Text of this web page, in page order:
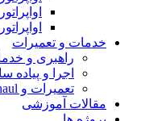
خدمات و تعمیرات
راهبری و
اجرا و
تعمیرات و Overhaul
مقالات آموزشی